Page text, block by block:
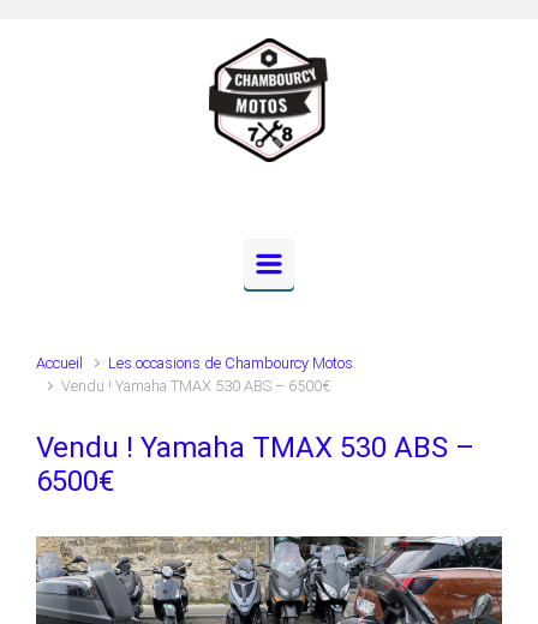
Accueil
Les occasions de Chambourcy Motos
Vendu ! Yamaha TMAX 530 ABS – 6500€
Vendu ! Yamaha TMAX 530 ABS –
6500€